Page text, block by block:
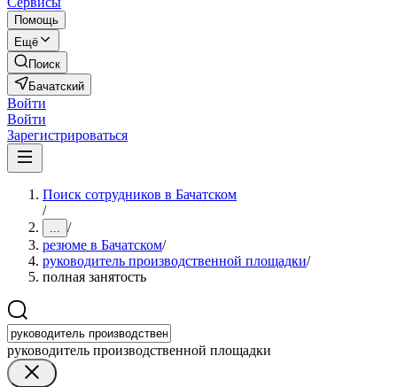
Помощь
Ещё
Поиск
Бачатский
Войти
Войти
Зарегистрироваться
Поиск сотрудников в Бачатском
/
... /
резюме в Бачатском/
руководитель производственной площадки/
полная занятость
руководитель производственной площадки